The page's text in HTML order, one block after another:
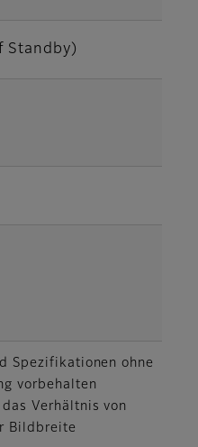
Standby)
Spezifikationen ohne
vorbehalten
Verhältnis von
Bildbreite